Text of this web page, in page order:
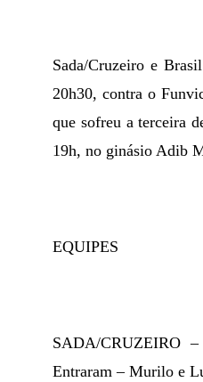
Sada/Cruzeiro e
20h30, contra o
que sofreu a terceira
19h, no ginásio Adib
EQUIPES
SADA/CRUZEIRO
Entraram – Murilo e